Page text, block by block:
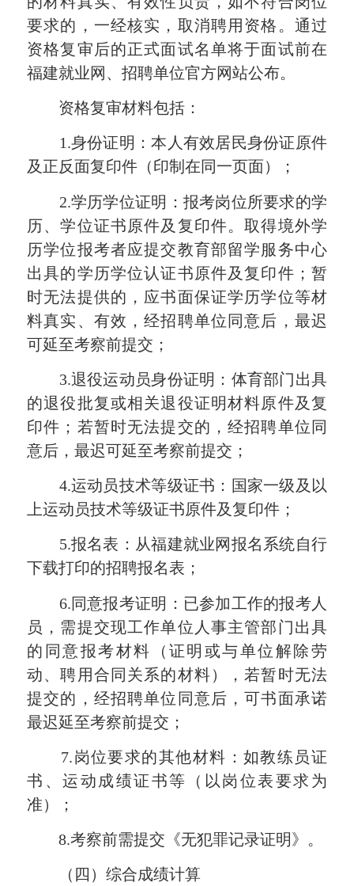
要求的，一经核实，取消聘用资格。通过
资格复审后的正式面试名单将于面试前在
福建就业网、招聘单位官方网站公布。
资格复审材料包括：
1.身份证明：本人有效居民身份证原件
及正反面复印件（印制在同一页面）；
2.学历学位证明：报考岗位所要求的学
历、学位证书原件及复印件。取得境外学
历学位报考者应提交教育部留学服务中心
出具的学历学位认证书原件及复印件；暂
时无法提供的，应书面保证学历学位等材
料真实、有效，经招聘单位同意后，最迟
可延至考察前提交；
3.退役运动员身份证明：体育部门出具
的退役批复或相关退役证明材料原件及复
印件；若暂时无法提交的，经招聘单位同
意后，最迟可延至考察前提交；
4.运动员技术等级证书：国家一级及以
上运动员技术等级证书原件及复印件；
5.报名表：从福建就业网报名系统自行
下载打印的招聘报名表；
6.同意报考证明：已参加工作的报考人
员，需提交现工作单位人事主管部门出具
的同意报考材料（证明或与单位解除劳
动、聘用合同关系的材料），若暂时无法
提交的，经招聘单位同意后，可书面承诺
最迟延至考察前提交；
7.岗位要求的其他材料：如教练员证
书、运动成绩证书等（以岗位表要求为
准）；
8.考察前需提交《无犯罪记录证明》。
（四）综合成绩计算